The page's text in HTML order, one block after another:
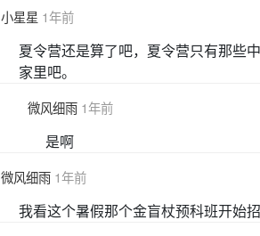
小星星 1年前
夏令营还是算了吧，夏令营只有那些
家里吧。
微风细雨 1年前
是啊
微风细雨 1年前
我看这个暑假那个金盲杖预科班开始